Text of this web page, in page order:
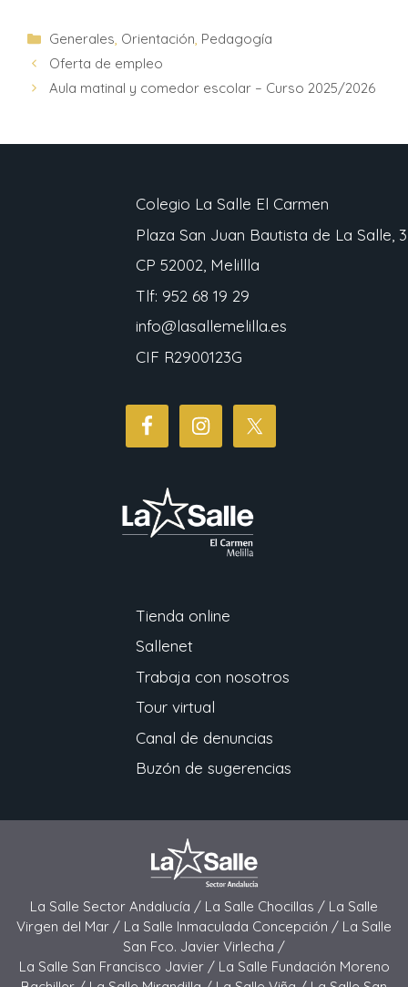
Generales Orientación Pedagogía
Oferta de empleo
Aula matinal y comedor escolar – Curso 2025/2026
Colegio La Salle El Carmen
Plaza San Juan Bautista de La Salle, 3
CP 52002, Melillla
Tlf: 952 68 19 29
info@lasallemelilla.es
CIF R2900123G
Tienda online
Sallenet
Trabaja con nosotros
Tour virtual
Canal de denuncias
Buzón de sugerencias
La Salle Sector Andalucía / La Salle Chocillas / La Salle
Virgen del Mar / La Salle Inmaculada Concepción / La Salle
San Fco. Javier Virlecha /
La Salle San Francisco Javier / La Salle Fundación Moreno